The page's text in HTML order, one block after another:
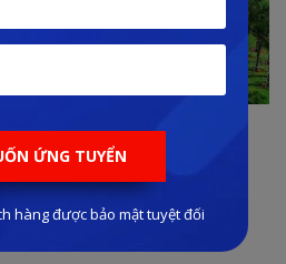
giải PGA đã đi vào hoạt tại
Phan Thiết
vô cùng hấp dẫn như casino,
không ngủ …